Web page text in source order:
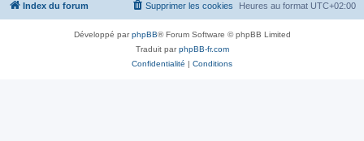
Index du forum Heures au format UTC+02:00
Supprimer les cookies
Développé parphpBB® Forum Software © phpBB Limited
Traduit parphpBB-fr.com
Confidentialité | Conditions